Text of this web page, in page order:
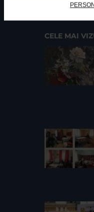
Sc. 4, Ap. 197, Sector 2
CELE MAI